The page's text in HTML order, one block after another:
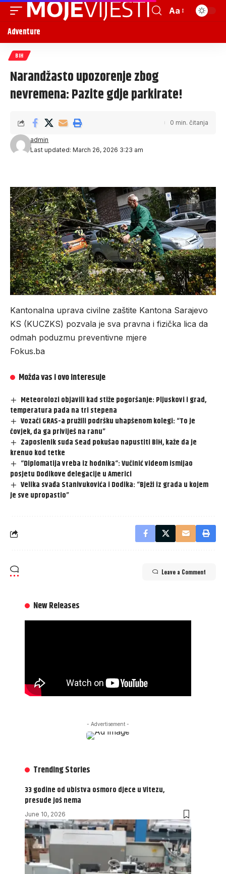
Aa
Adventure
BIH
Narandžasto upozorenje zbog
nevremena: Pazite gdje parkirate!
Last updated: March 26, 2026 3:23 am
admin
0 min. čitanja
Kantonalna uprava civilne zaštite Kantona Sarajevo
KS (KUCZKS) pozvala je sva pravna i fizička lica da
odmah poduzmu preventivne mjere
Fokus.ba
Možda vas i ovo interesuje
Meteorolozi objavili kad stiže pogoršanje: Pljuskovi i grad,
temperatura pada na tri stepena
Vozači GRAS-a pružili podršku uhapšenom kolegi: “To je
čovjek, da ga priviješ na ranu”
Zaposlenik suda Sead pokušao napustiti BiH, kaže da je
krenuo kod tetke
“Diplomatija vreba iz hodnika“: Vučinić videom ismijao
posjetu Dodikove delegacije u Americi
Velika svađa Stanivukovića i Dodika: “Bježi iz grada u kojem
je sve upropastio”
Leave a Comment
New Releases
- Advertisement -
Trending Stories
33 godine od ubistva osmoro djece u Vitezu,
presude još nema
June 10, 2026